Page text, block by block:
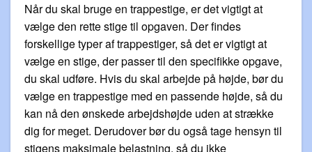
Når du skal bruge en trappestige, er det vigtigt at
vælge den rette stige til opgaven. Der findes
forskellige typer af trappestiger, så det er vigtigt at
vælge en stige, der passer til den specifikke opgave,
du skal udføre. Hvis du skal arbejde på højde, bør du
vælge en trappestige med en passende højde, så du
kan nå den ønskede arbejdshøjde uden at strække
dig for meget. Derudover bør du også tage hensyn til
stigens maksimale belastning, så du ikke